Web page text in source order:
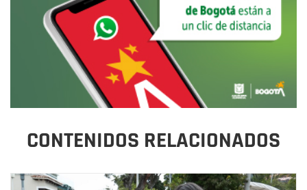
CONTENIDOS RELACIONADOS